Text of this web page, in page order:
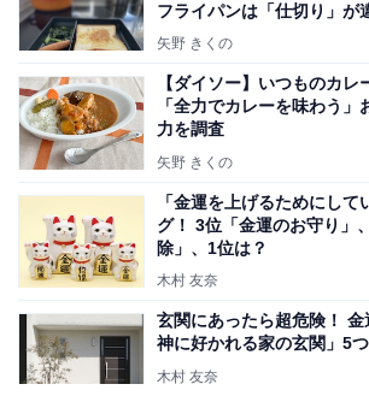
フライパンは「仕切り」が
矢野 きくの
【ダイソー】いつものカレ
「全力でカレーを味わう
力を調査
矢野 きくの
「金運を上げるためにし
グ！ 3位「金運のお守り」
除」、1位は？
木村 友奈
玄関にあったら超危険！
神に好かれる家の玄関」5
木村 友奈